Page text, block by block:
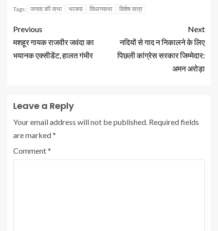
Tags: जनता की सभा भाजपा विधानसभा विशेष सत्र
Previous
मशहूर गायक राजवीर जवंदा का
भयानक एक्सीडेंट, हालत गंभीर
Next
नदियों से गाद न निकालने के लिए
पिछली कांग्रेस सरकार जिम्मेदार:
अमन अरोड़ा
Leave a Reply
Your email address will not be published. Required fields
are marked*
Comment*